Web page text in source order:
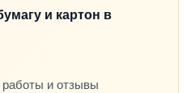
и картон в
и отзывы